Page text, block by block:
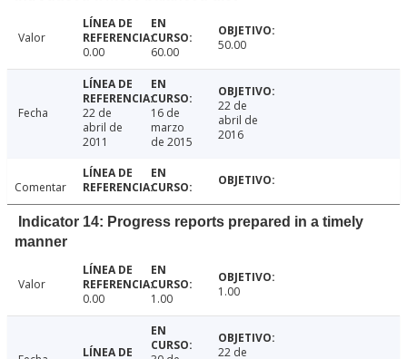
Valor
0.00
60.00 50.00
Fecha
22 de
abril de
2011
16 de
marzo
de 2015
22 de
abril de
2016
Comentar
Indicator 14: Progress reports prepared in a timely
manner
Valor
0.00
1.00 1.00
22 de